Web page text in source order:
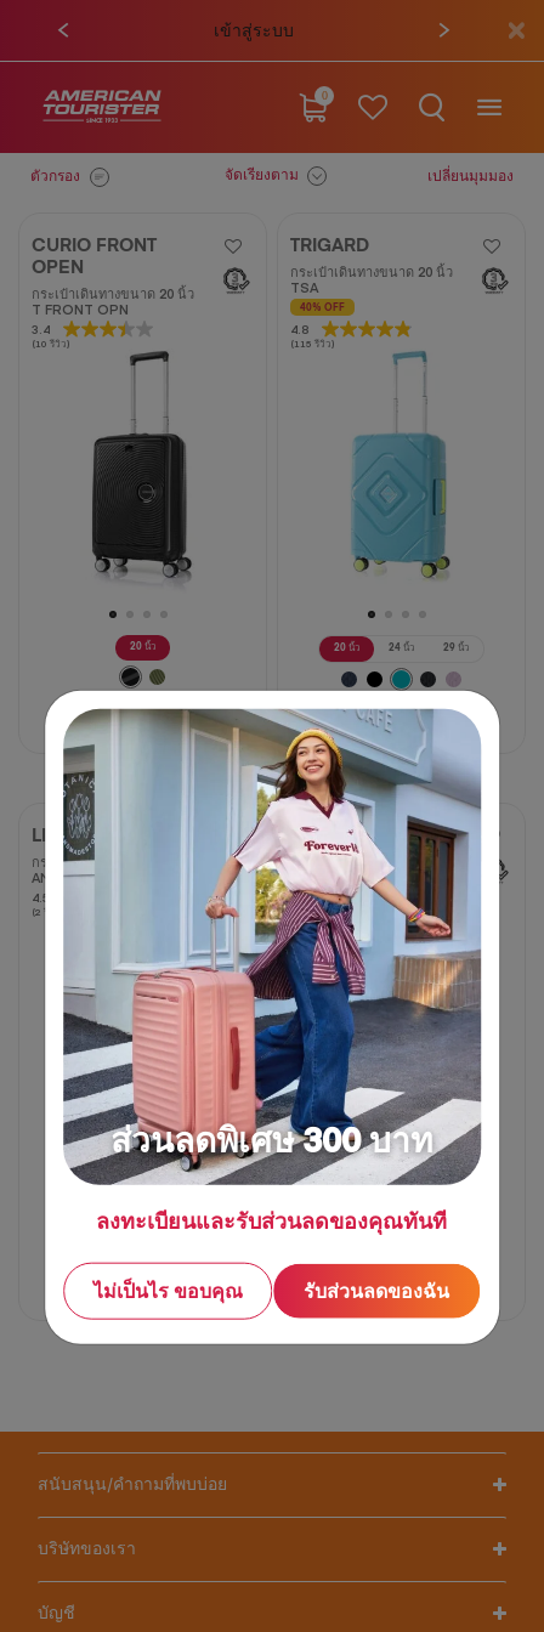
ส่วนลดพิเศษ 300 บาท
ลงทะเบียนและรับส่วนลดของคุณทันที
ไม่เป็นไร ขอบคุณ รับส่วนลดของฉัน
เข้าสู่ระบบ
0
เปลี่ยนมุมมอง
จัดเรียงตาม
ตัวกรอง
20 นิ้ว
CURIO FRONT
OPEN
กระเป๋าเดินทางขนาด 20 นิ้ว
T FRONT OPN
3.4
(10 รีวิว)
3.4
จาก
5,750 บาท
20 นิ้ว 24 นิ้ว 29 นิ้ว
TRIGARD
กระเป๋าเดินทางขนาด 20 นิ้ว
TSA
40% OFF
4.8
(115 รีวิว)
4.8
จาก
3,750 บาท 6,250 บาท
40% OFF
LITTLE CURIO
กระเป๋าเดินทางขนาด 17 นิ้ว
AM
4.5
(2 รีวิว)
4.5
จาก
วิจารณ์
5,450 บาท
LOCKATION
กระเป๋าเดินทางขนาด 24 นิ้ว
FRAME
4.1
(21 รีวิว)
4.1
จาก
5
ดาว
21
บท
วิจารณ์
10,500 บาท
สนับสนุน/คำถามที่พบบ่อย
บริษัทของเรา
บัญชี